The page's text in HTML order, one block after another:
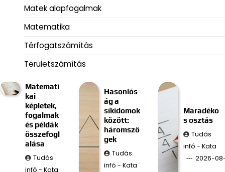
Matek alapfogalmak
Matematika
Térfogatszámítás
Területszámítás
Matemati
kai
képletek,
fogalmak
és példák
összefogl
alása
Tudás
infó - Kata
Hasonlós
ág a
síkidomok
között:
háromszö
gek
Tudás
infó - Kata
Maradéko
s osztás
Tudás
infó - Kata
2026-